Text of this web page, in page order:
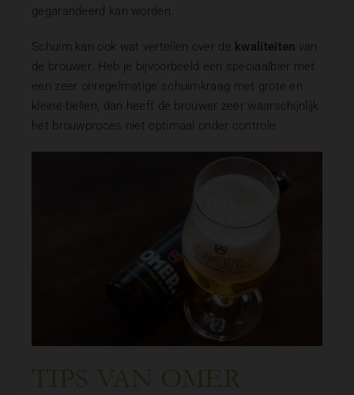
gegarandeerd kan worden.
Schuim kan ook wat vertellen over de kwaliteiten van
de brouwer. Heb je bijvoorbeeld een speciaalbier met
een zeer onregelmatige schuimkraag met grote en
kleine bellen, dan heeft de brouwer zeer waarschijnlijk
het brouwproces niet optimaal onder controle.
TIPS VAN OMER